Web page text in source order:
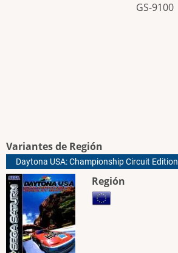
GS-9100
Variantes de Región
Daytona USA: Championship Circuit Edition
Región